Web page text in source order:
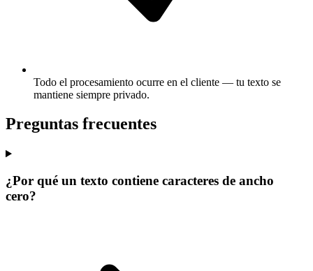
Todo el procesamiento ocurre en el cliente — tu texto se
mantiene siempre privado.
Preguntas frecuentes
¿Por qué un texto contiene caracteres de ancho
cero?